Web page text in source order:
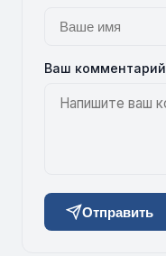
Ваш комментарий
Отправить